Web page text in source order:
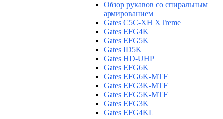
Обзор рукавов со спиральным
армированием
Gates C5C-XH XTreme
Gates EFG4K
Gates EFG5K
Gates ID5K
Gates HD-UHP
Gates EFG6K
Gates EFG6K-MTF
Gates EFG3K-MTF
Gates EFG5K-MTF
Gates EFG3K
Gates EFG4KL